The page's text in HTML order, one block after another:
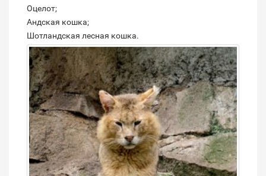
Оцелот;
Андская кошка;
Шотландская лесная кошка.